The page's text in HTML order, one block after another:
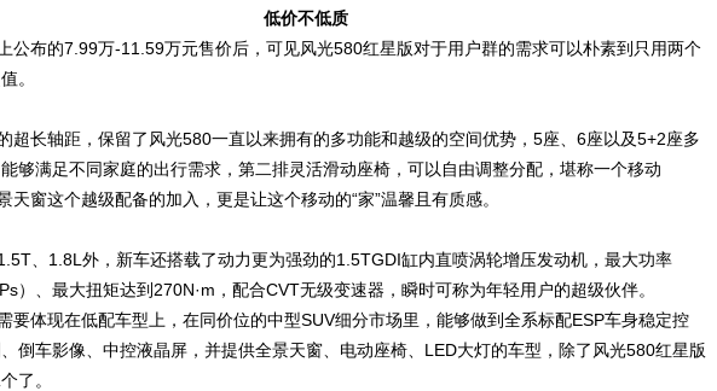
低价不低质
布的7.99万-11.59万元售价后，可见风光580红星版对于用户群的需求可以朴素到只用两个
。
长轴距， 保留了风光580一直以来拥有的多功能和越级的空间优势， 5座、6座以及5+2座多
够满足不同家庭的出行需求， 第二排灵活滑动座椅，可以自由调整分配，堪称一个移动
天窗这个越级配备的加入，更是让这个移动的“家”温馨且有质感。
、1.8L外，新车还搭载了动力更为强劲的1.5TGDI缸内直喷涡轮增压发动机，最大功率
）、 最大扭矩达到 270N·m，配合CVT无级变速器，瞬时可称为年轻用户的超级伙伴。
体现在低配车型上，在同价位的中型SUV细分市场里，能够做到全系标配ESP车身稳定控
倒车影像、中控液晶屏， 并提供全景天窗、电动座椅、 LED大灯的车型，除了 风光580红星版
了。